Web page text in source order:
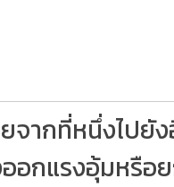
จากที่หนึ่งไปยั
อกแรงอุ้มหรือ